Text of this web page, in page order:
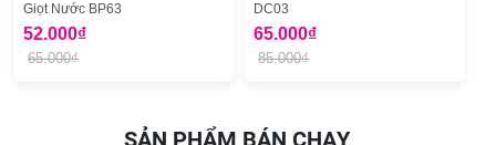
Giọt Nước BP63
52.000₫
65.000₫
DC03
65.000₫
85.000₫
SẢN PHẨM BÁN CHẠY